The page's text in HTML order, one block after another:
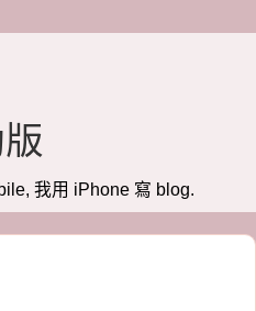
我用 iPhone 寫 blog.